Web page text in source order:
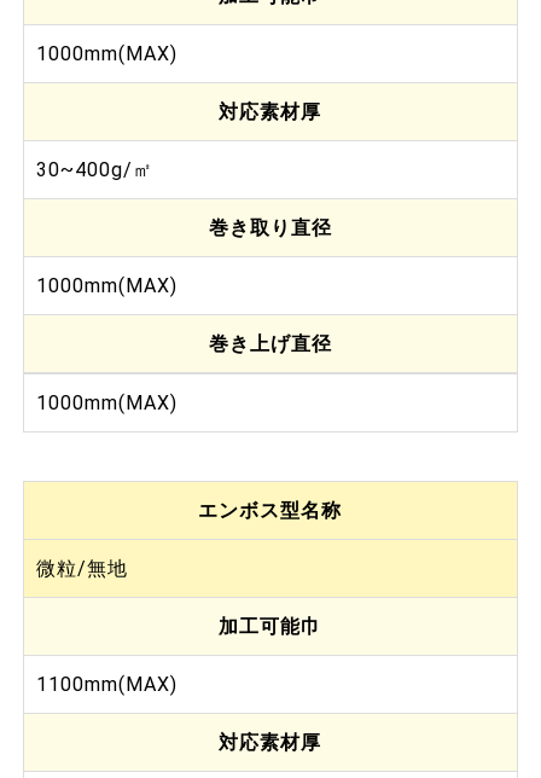
1000mm(MAX)
対応素材厚
30~400g/㎡
巻き取り直径
1000mm(MAX)
巻き上げ直径
1000mm(MAX)
エンボス型名称
微粒/無地
加工可能巾
1100mm(MAX)
対応素材厚